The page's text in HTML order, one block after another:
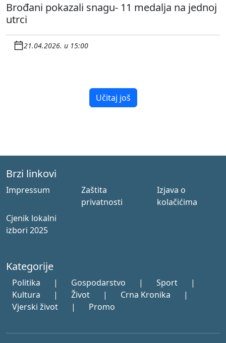
Brođani pokazali snagu- 11 medalja na jednoj
utrci
21.04.2026. u 15:00
Učitaj još
Brzi linkovi
Impressum
Zaštita
privatnosti
Izjava o
kolačićima
Cjenik lokalni
izbori 2025
Kategorije
Politika | Gospodarstvo | Sport
|
Kultura
| Život | Crna Kronika
|
Vjerski život
| Promo